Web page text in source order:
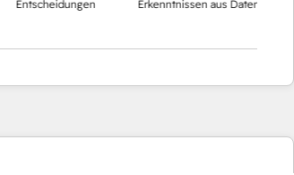
Erkenntnissen aus Daten